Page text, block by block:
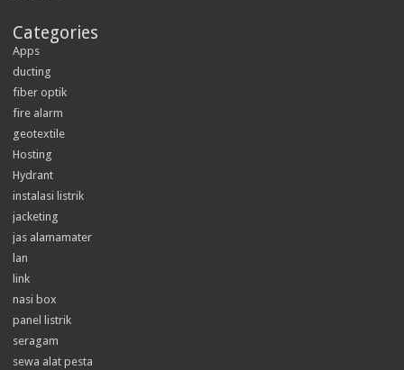
Categories
Apps
ducting
fiber optik
fire alarm
geotextile
Hosting
Hydrant
instalasi listrik
jacketing
jas alamamater
lan
link
nasi box
panel listrik
seragam
sewa alat pesta